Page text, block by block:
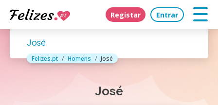
Registar Entrar
José
Felizes.pt Homens José
José